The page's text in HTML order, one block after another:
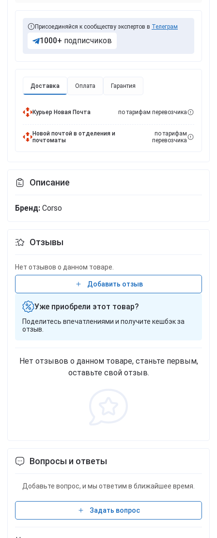
Доставка Оплата Гарантия
Курьер Новая Почта по тарифам перевозчика
Новой почтой в отделения и
почтоматы
по тарифам
перевозчика
Присоединяйся к сообществу экспертов в Телеграм
1000+ подписчиков
Описание
Бренд: Corso
Отзывы
Нет отзывов о данном товаре.
Добавить отзыв
Уже приобрели этот товар?
Поделитесь впечатлениями и получите кешбэк за
отзыв.
Нет отзывов о данном товаре, станьте первым,
оставьте свой отзыв.
Вопросы и ответы
Добавьте вопрос, и мы ответим в ближайшее время.
Задать вопрос